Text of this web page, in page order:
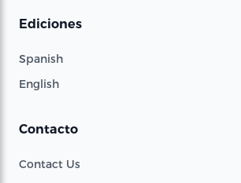
Ediciones
Spanish
English
Contacto
Contact Us